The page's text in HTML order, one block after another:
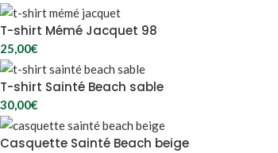
T-shirt Mémé Jacquet 98
25,00€
T-shirt Sainté Beach sable
30,00€
Casquette Sainté Beach beige